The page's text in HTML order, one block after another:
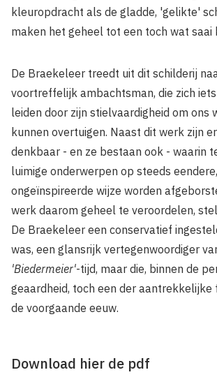
kleuropdracht als de gladde, 'gelikte'
maken het geheel tot een toch wat saai
De Braekeleer treedt uit dit schilderij
voortreffelijk ambachtsman, die zich
leiden door zijn stielvaardigheid om ons
kunnen overtuigen. Naast dit werk zijn
denkbaar - en ze bestaan ook - waarin
luimige onderwerpen op steeds eendere,
ongeïnspireerde wijze worden
werk daarom geheel te veroordelen,
De Braekeleer een conservatief
was, een glansrijk vertegenwoordiger
'Biedermeier'-tijd, maar die, binnen de
geaardheid, toch een der
de voorgaande eeuw.
Download hier de pdf